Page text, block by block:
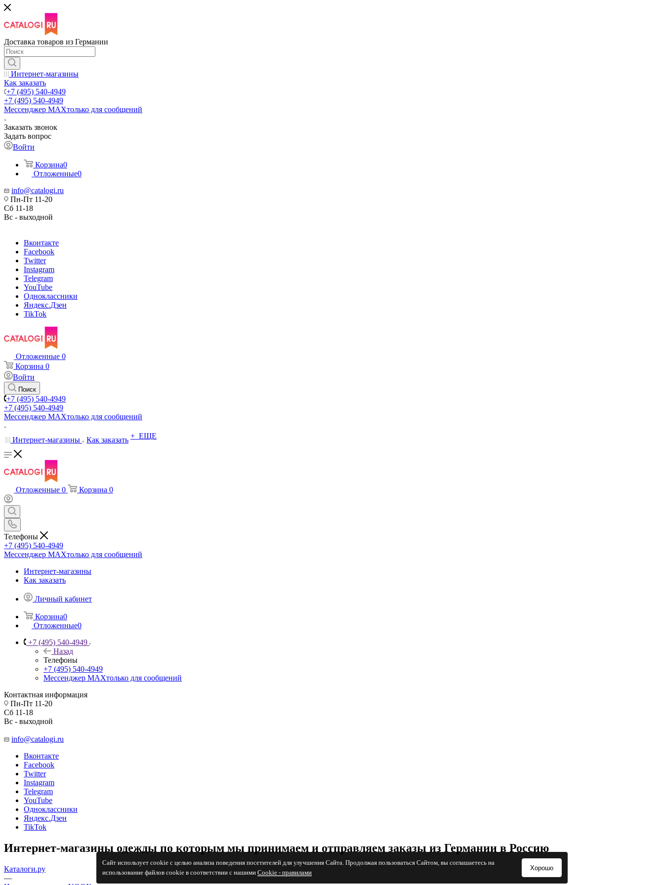
Сайт использует cookie с целью анализа поведения посетителей для улучшения Сайта. Продолжая пользоваться Сайтом, вы соглашаетесь на
использование файлов cookie в соответствии с нашими Cookiе - правилами
Хорошо
Доставка товаров из Германии
Интернет-магазины
Как заказать
+7 (495) 540-4949
+7 (495) 540-4949
Мессенджер МАХтолько для сообщений
Заказать звонок
Задать вопрос
Войти
Корзина0
Отложенные0
info@catalogi.ru
Пн-Пт 11-20
Сб 11-18
Вс - выходной
Вконтакте
Facebook
Twitter
Instagram
Telegram
YouTube
Одноклассники
Яндекс.Дзен
TikTok
Отложенные 0
Корзина 0
Войти
Поиск
+7 (495) 540-4949
+7 (495) 540-4949
Мессенджер МАХтолько для сообщений
Интернет-магазины Как заказать + ЕЩЕ
Отложенные 0 Корзина 0
Телефоны
+7 (495) 540-4949
Мессенджер МАХтолько для сообщений
Интернет-магазины
Как заказать
Личный кабинет
Корзина0
Отложенные0
+7 (495) 540-4949
Назад
Телефоны
+7 (495) 540-4949
Мессенджер МАХтолько для сообщений
Контактная информация
Пн-Пт 11-20
Сб 11-18
Вс - выходной
info@catalogi.ru
Вконтакте
Facebook
Twitter
Instagram
Telegram
YouTube
Одноклассники
Яндекс.Дзен
TikTok
Интернет-магазины одежды по которым мы принимаем и отправляем заказы из Германии в Россию
Каталоги.ру
—